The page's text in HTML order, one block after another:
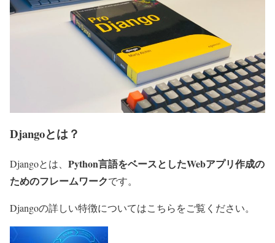
Djangoとは？
Djangoとは、 Python言語をベースとしたWebアプリ作成の
ためのフレームワークです。
Djangoの詳しい特徴についてはこちらをご覧ください。